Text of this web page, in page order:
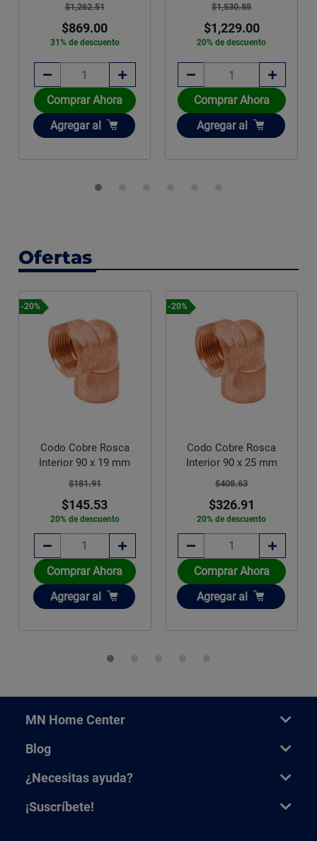
$1,262.51
$869.00
31% de descuento
Comprar Ahora
Añadir
Agregar al
$1,530.85
$1,229.00
20% de descuento
Comprar Ahora
Añadir
Agregar al
Ofertas
-20%
Codo Cobre Rosca
Interior 90 x 25 mm
$408.63
$326.91
20% de descuento
Comprar Ahora
Añadir
Agregar al
-20%
Codo Cobre Rosca
Exterior 90 x ½ pulg
$106.40
$85.12
20% de descuento
Comprar Ahora
Añadir
Agregar al
MN Home Center
Blog
¿Necesitas ayuda?
¡Suscríbete!